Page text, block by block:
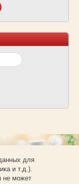
для
и т.д.).
не может